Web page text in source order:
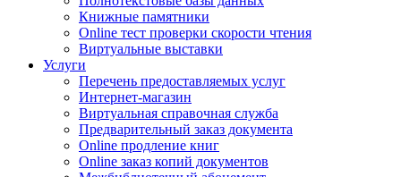
Книжные памятники
Online тест проверки скорости чтения
Виртуальные выставки
Услуги
Перечень предоставляемых услуг
Интернет-магазин
Виртуальная справочная служба
Предварительный заказ документа
Online продление книг
Online заказ копий документов